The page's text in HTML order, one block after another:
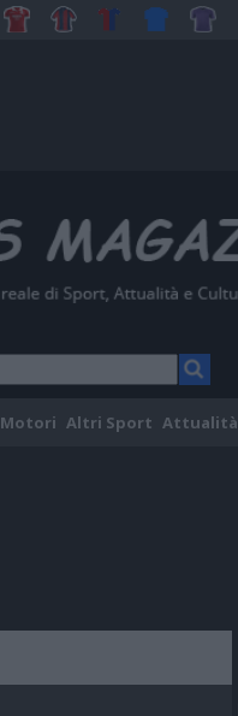
Motori Altri Sport Attualità